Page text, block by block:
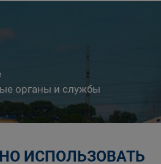
органы и службы
ИСПОЛЬЗОВАТЬ